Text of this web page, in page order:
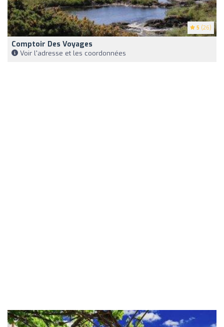
5 (26)
Comptoir Des Voyages
Voir l'adresse et les coordonnées